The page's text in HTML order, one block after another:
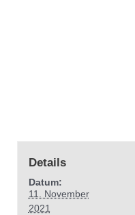
Details
Datum:
11. November
2021